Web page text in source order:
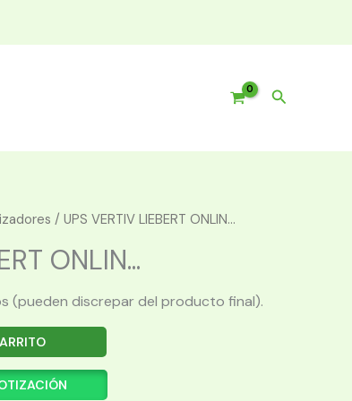
Buscar
/ UPS VERTIV LIEBERT ONLIN...
ONLIN...
(pueden discrepar del producto final).